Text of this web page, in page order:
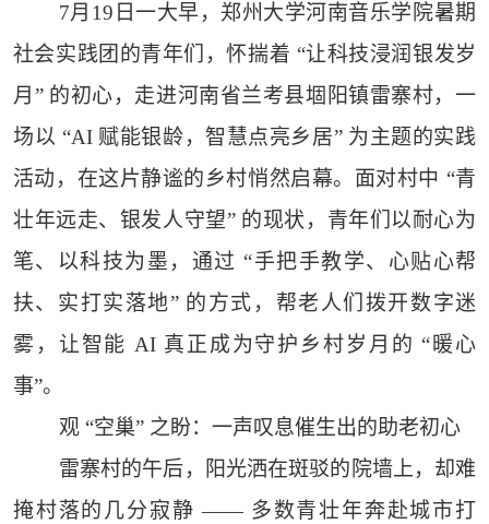
7月19日一大早，郑州大学河南音乐学院暑期
社会实践团的青年们，怀揣着 “让科技浸润银发岁
月” 的初心，走进河南省兰考县堌阳镇雷寨村，一
场以 “AI 赋能银龄，智慧点亮乡居” 为主题的实践
活动，在这片静谧的乡村悄然启幕。面对村中 “青
壮年远走、银发人守望” 的现状，青年们以耐心为
笔、以科技为墨，通过 “手把手教学、心贴心帮
扶、实打实落地” 的方式，帮老人们拨开数字迷
雾，让智能 AI 真正成为守护乡村岁月的 “暖心
事”。
观 “空巢” 之盼：一声叹息催生出的助老初心
雷寨村的午后，阳光洒在斑驳的院墙上，却难
掩村落的几分寂静 —— 多数青壮年奔赴城市打